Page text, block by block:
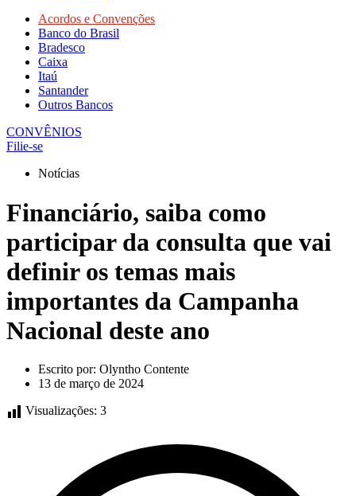
Acordos e Convenções
Banco do Brasil
Bradesco
Caixa
Itaú
Santander
Outros Bancos
CONVÊNIOS
Filie-se
Notícias
Financiário, saiba como
participar da consulta que vai
definir os temas mais
importantes da Campanha
Nacional deste ano
Escrito por: Olyntho Contente
13 de março de 2024
Visualizações: 3